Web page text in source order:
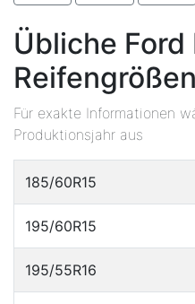
Übliche Ford
Für exakte Informationen
Produktionsjahr aus
185/60R15
195/60R15
195/55R16